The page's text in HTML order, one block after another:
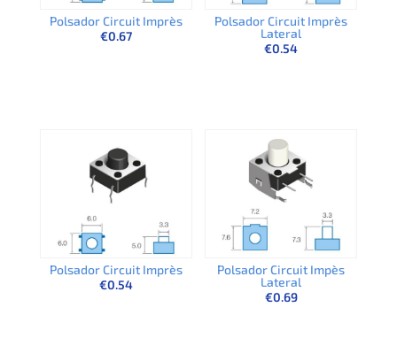
Polsador Circuit Imprès
€0.67
Polsador Circuit Imprès
Lateral
€0.54
Polsador Circuit Imprès
€0.54
Polsador Circuit Impès
Lateral
€0.69